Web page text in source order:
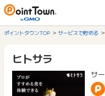
ポイントタウンTOP サービスで貯める
ヒトサラ
サ